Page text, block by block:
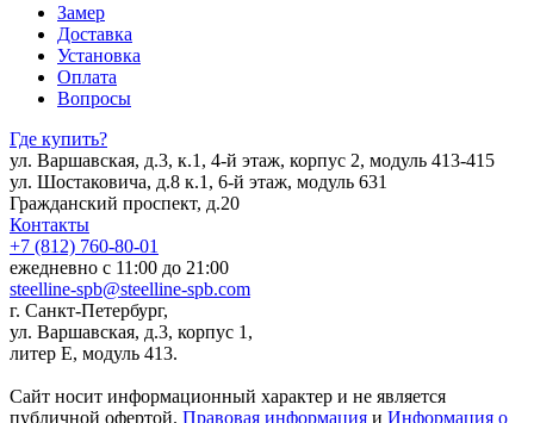
Замер
Доставка
Установка
Оплата
Вопросы
Где купить?
ул. Варшавская, д.3, к.1, 4-й этаж, корпус 2, модуль 413-415
ул. Шостаковича, д.8 к.1, 6-й этаж, модуль 631
Гражданский проспект, д.20
Контакты
+7 (812) 760-80-01
ежедневно с 11:00 до 21:00
steelline-spb@steelline-spb.com
г. Санкт-Петербург,
ул. Варшавская, д.3, корпус 1,
литер Е, модуль 413.
Сайт носит информационный характер и не является
публичной офертой. Правовая информация и Информация о